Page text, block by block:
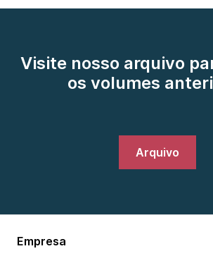
Visite nosso arquivo
os volumes
Arquivo
Empresa